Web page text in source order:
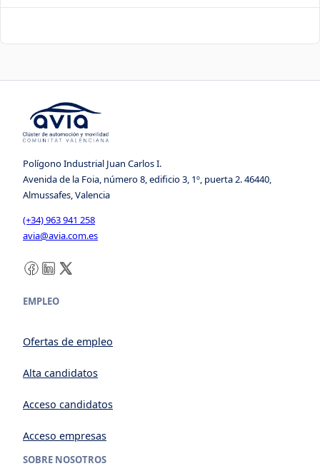
Polígono Industrial Juan Carlos I.
Avenida de la Foia, número 8, edificio 3, 1º, puerta 2. 46440,
Almussafes, Valencia
(+34) 963 941 258
avia@avia.com.es
Facebook LinkedIn X
EMPLEO
Ofertas de empleo
Alta candidatos
Acceso candidatos
Acceso empresas
SOBRE NOSOTROS